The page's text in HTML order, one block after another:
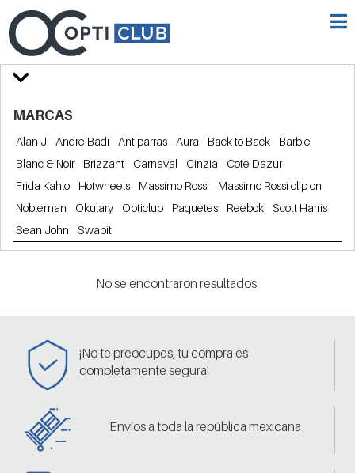
MARCAS
Alan J Andre Badi Antiparras Aura Back to Back
Barbie
Blanc & Noir
Brizzant Carnaval Cinzia
Cote Dazur
Frida Kahlo
Hotwheels Massimo Rossi
Massimo Rossi clip on
Nobleman
Okulary Opticlub Paquetes Reebok
Scott Harris
Sean John
Swapit
No se encontraron resultados.
¡No te preocupes, tu compra es
completamente segura!
Envíos a toda la república mexicana